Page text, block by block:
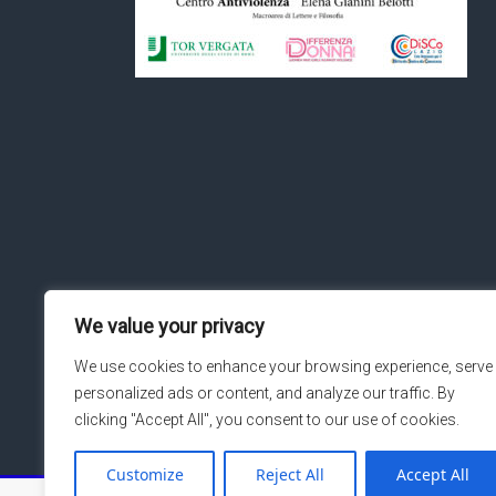
We value your privacy
We use cookies to enhance your browsing experience, serve
personalized ads or content, and analyze our traffic. By
clicking "Accept All", you consent to our use of cookies.
Customize Reject All Accept All